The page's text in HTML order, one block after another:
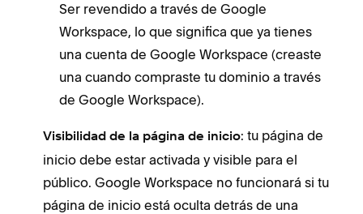
Ser revendido a través de Google
Workspace, lo que significa que ya tienes
una cuenta de Google Workspace (creaste
una cuando compraste tu dominio a través
de Google Workspace).
Visibilidad de la página de inicio: tu página de
inicio debe estar activada y visible para el
público. Google Workspace no funcionará si tu
página de inicio está oculta detrás de una